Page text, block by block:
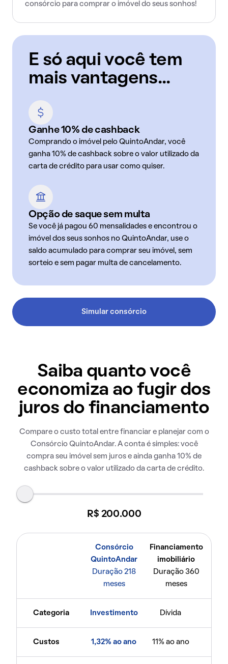
consórcio para comprar o imóvel do seus sonhos!
E só aqui você tem
mais vantagens...
Ganhe 10% de cashback
Comprando o imóvel pelo QuintoAndar, você
ganha 10% de cashback sobre o valor utilizado da
carta de crédito para usar como quiser.
Opção de saque sem multa
Se você já pagou 60 mensalidades e encontrou o
imóvel dos seus sonhos no QuintoAndar, use o
saldo acumulado para comprar seu imóvel, sem
sorteio e sem pagar multa de cancelamento.
Simular consórcio
Saiba quanto você
economiza ao fugir dos
juros do financiamento
Compare o custo total entre financiar e planejar com o
Consórcio QuintoAndar. A conta é simples: você
compra seu imóvel sem juros e ainda ganha 10% de
cashback sobre o valor utilizado da carta de crédito.
R$ 200.000
Consórcio
QuintoAndar
Duração 218
meses
Financiamento
imobiliário
Duração 360
meses
Categoria Investimento Dívida
Custos 1,32% ao ano 11% ao ano